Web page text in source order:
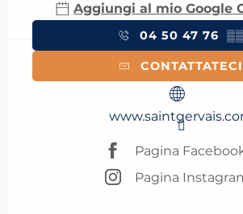
Aggiungi al mio Google
04 50 47 76 ▒▒
CONTATTATECI
Pagina
Pagina